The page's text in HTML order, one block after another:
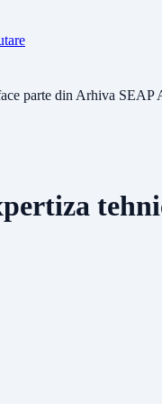
parte din Arhiva SEAP